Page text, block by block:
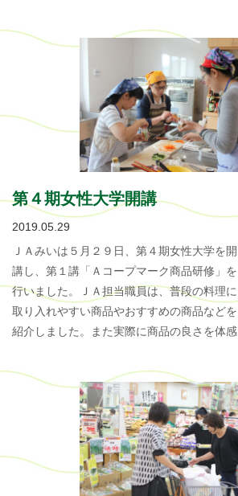
第４期女性大学開講
2019.05.29
ＪＡみいは５月２９日、第４期女性大学を開
講し、第１講「Ａコープマーク商品研修」を
行いました。ＪＡ担当職員は、普段の料理に
取り入れやすい商品やおすすめの商品などを
紹介しました。また実際に商品の良さを体感